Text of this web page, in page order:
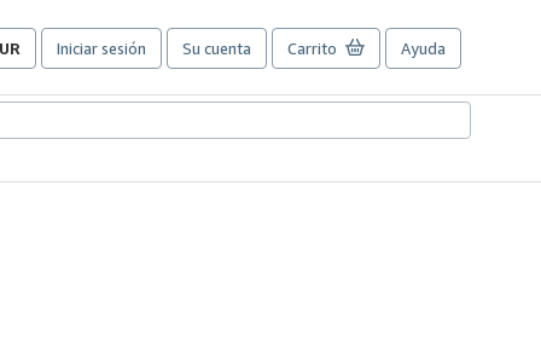
Iniciar sesión Su cuenta Carrito Ayuda